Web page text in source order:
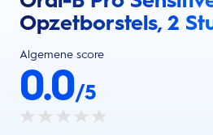
Opzetborstels, 2
Algemene score
0.0/5